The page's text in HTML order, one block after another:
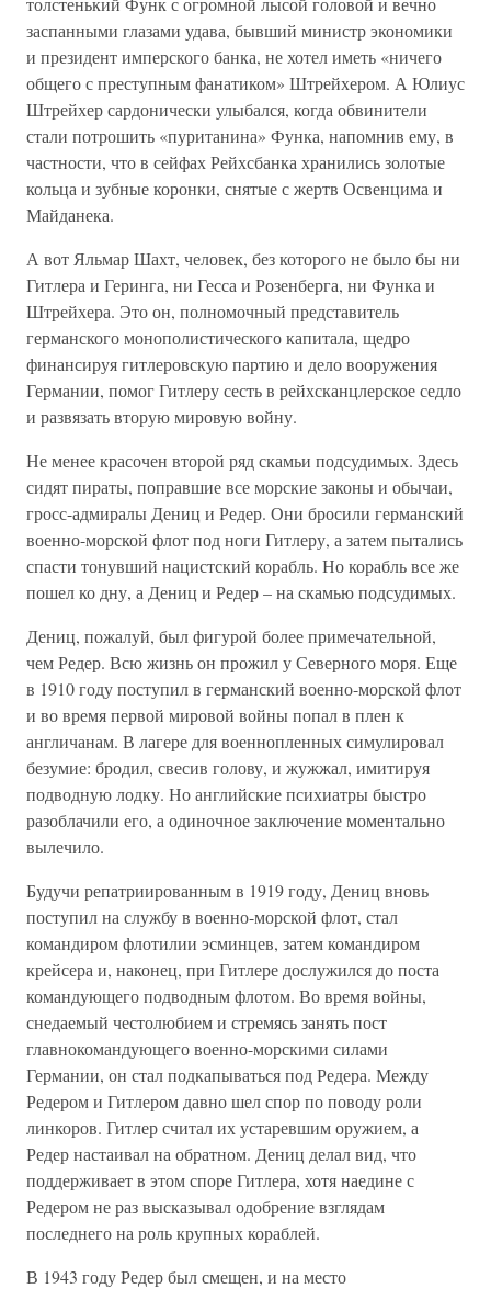
заспанными глазами удава, бывший министр экономики
и президент имперского банка, не хотел иметь «ничего
общего с преступным фанатиком» Штрейхером. А Юлиус
Штрейхер сардонически улыбался, когда обвинители
стали потрошить «пуританина» Функа, напомнив ему, в
частности, что в сейфах Рейхсбанка хранились золотые
кольца и зубные коронки, снятые с жертв Освенцима и
Майданека.
А вот Яльмар Шахт, человек, без которого не было бы ни
Гитлера и Геринга, ни Гесса и Розенберга, ни Функа и
Штрейхера. Это он, полномочный представитель
германского монополистического капитала, щедро
финансируя гитлеровскую партию и дело вооружения
Германии, помог Гитлеру сесть в рейхсканцлерское седло
и развязать вторую мировую войну.
Не менее красочен второй ряд скамьи подсудимых. Здесь
сидят пираты, поправшие все морские законы и обычаи,
гросс-адмиралы Дениц и Редер. Они бросили германский
военно-морской флот под ноги Гитлеру, а затем пытались
спасти тонувший нацистский корабль. Но корабль все же
пошел ко дну, а Дениц и Редер – на скамью подсудимых.
Дениц, пожалуй, был фигурой более примечательной,
чем Редер. Всю жизнь он прожил у Северного моря. Еще
в 1910 году поступил в германский военно-морской флот
и во время первой мировой войны попал в плен к
англичанам. В лагере для военнопленных симулировал
безумие: бродил, свесив голову, и жужжал, имитируя
подводную лодку. Но английские психиатры быстро
разоблачили его, а одиночное заключение моментально
вылечило.
Будучи репатриированным в 1919 году, Дениц вновь
поступил на службу в военно-морской флот, стал
командиром флотилии эсминцев, затем командиром
крейсера и, наконец, при Гитлере дослужился до поста
командующего подводным флотом. Во время войны,
снедаемый честолюбием и стремясь занять пост
главнокомандующего военно-морскими силами
Германии, он стал подкапываться под Редера. Между
Редером и Гитлером давно шел спор по поводу роли
линкоров. Гитлер считал их устаревшим оружием, а
Редер настаивал на обратном. Дениц делал вид, что
поддерживает в этом споре Гитлера, хотя наедине с
Редером не раз высказывал одобрение взглядам
последнего на роль крупных кораблей.
В 1943 году Редер был смещен, и на место